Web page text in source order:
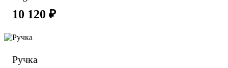
10 120 ₽
Ручка